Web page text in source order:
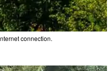
connection.